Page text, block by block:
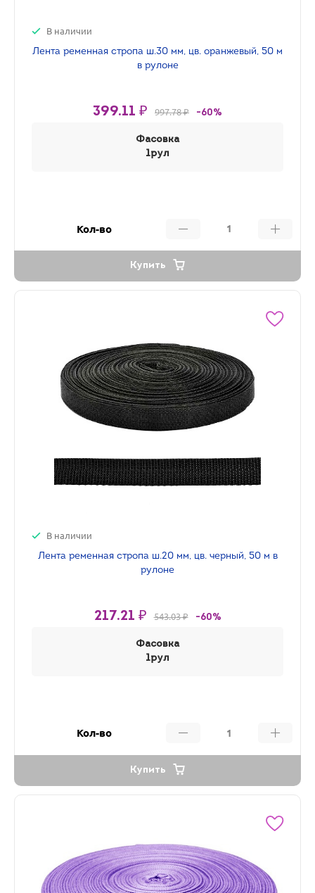
В наличии
Лента ременная стропа ш.30 мм, цв. оранжевый, 50 м
в рулоне
399.11 ₽ 997.78 ₽ -60%
Фасовка
1рул
Кол-во
Купить
В наличии
Лента ременная стропа ш.20 мм, цв. черный, 50 м в
рулоне
217.21 ₽ 543.03 ₽ -60%
Фасовка
1рул
Кол-во
Купить